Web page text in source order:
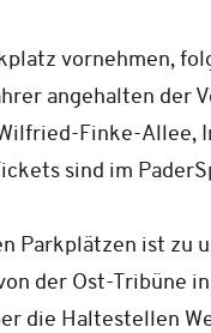
vornehmen,
angehalten der
Finke-
sind im
Parkplätzen ist zu
der Ost-Tribüne
die Haltestellen